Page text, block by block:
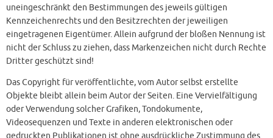
uneingeschränkt den Bestimmungen des jeweils gültigen
Kennzeichenrechts und den Besitzrechten der jeweiligen
eingetragenen Eigentümer. Allein aufgrund der bloßen Nennung ist
nicht der Schluss zu ziehen, dass Markenzeichen nicht durch Rechte
Dritter geschützt sind!
Das Copyright für veröffentlichte, vom Autor selbst erstellte
Objekte bleibt allein beim Autor der Seiten. Eine Vervielfältigung
oder Verwendung solcher Grafiken, Tondokumente,
Videosequenzen und Texte in anderen elektronischen oder
gedruckten Publikationen ist ohne ausdrückliche Zustimmung des